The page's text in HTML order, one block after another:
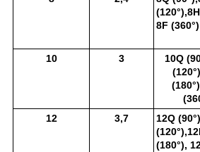
8F (360°)
10 3
10Q
12
3,7
12Q
(180°),